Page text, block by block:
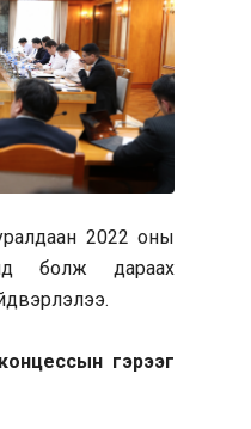
2022 оны
нд болж дараах
гэрээг